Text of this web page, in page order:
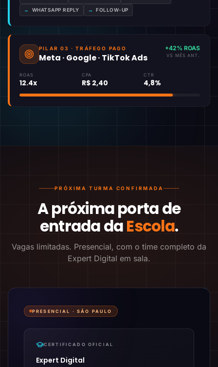
→ WHATSAPP REPLY → FOLLOW-UP
PILAR 03 · TRÁFEGO PAGO
Meta · Google · TikTok Ads
+42% ROAS
VS MÊS ANT.
ROAS
12.4x
CPA
R$ 2,40
CTR
4,8%
PRÓXIMA TURMA CONFIRMADA
A próxima porta de
entrada daEscola.
Vagas limitadas. Presencial, com o time completo da
Expert Digital em sala.
PRESENCIAL ·SÃO PAULO
CERTIFICADO OFICIAL
Expert Digital